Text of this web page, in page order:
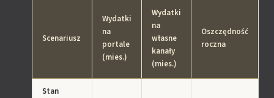
Scenariusz
Wydatki
na
portale
(mies.)
Wydatki
na
własne
kanały
(mies.)
Oszczędność
roczna
Stan